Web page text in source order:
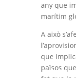
any que
marítim
A això
que
països